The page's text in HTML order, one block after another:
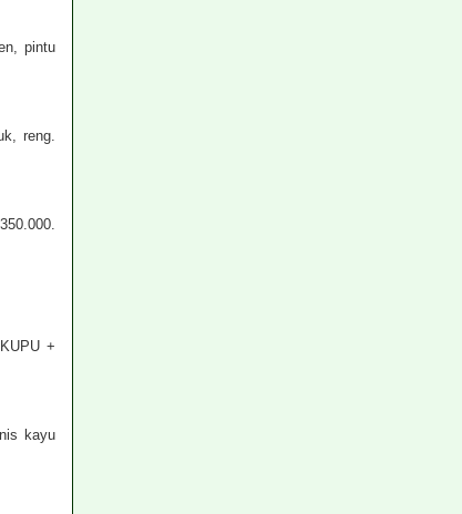
pintu
reng.
+
kayu